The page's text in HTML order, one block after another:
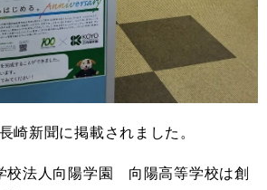
崎新聞に掲載されました。
校法人向陽学園 向陽高等学校は創